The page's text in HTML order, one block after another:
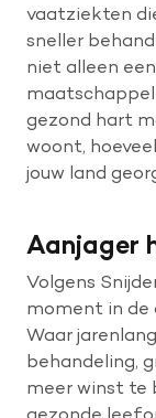
vaatziekten
sneller
niet alleen
gezond hart
woont,
jouw land
Aanjager
Volgens
moment in de
Waar
behandeling,
meer winst te
gezonde